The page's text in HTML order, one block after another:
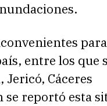
entre los que
Cáceres
reportó esta